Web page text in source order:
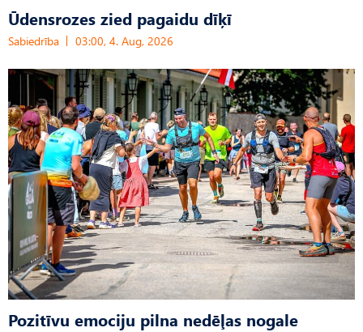
Ūdensrozes zied pagaidu dīķī
Sabiedrība 03:00, 4. Aug, 2026
Pozitīvu emociju pilna nedēļas nogale